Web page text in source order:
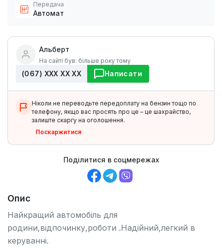
Передача
Автомат
Альберт
На сайті був: більше року тому
(067) ХХХ ХХ ХХ Написати
Ніколи не переводьте передоплату на бензин тощо по
телефону, якщо вас просять про це – це шахрайство,
залиште скаргу на оголошення.
Поскаржитися
Поділитися в соцмережах
Опис
Найкращий автомобіль для
родини,відпочинку,роботи .Надійний,легкий в
керуванні.